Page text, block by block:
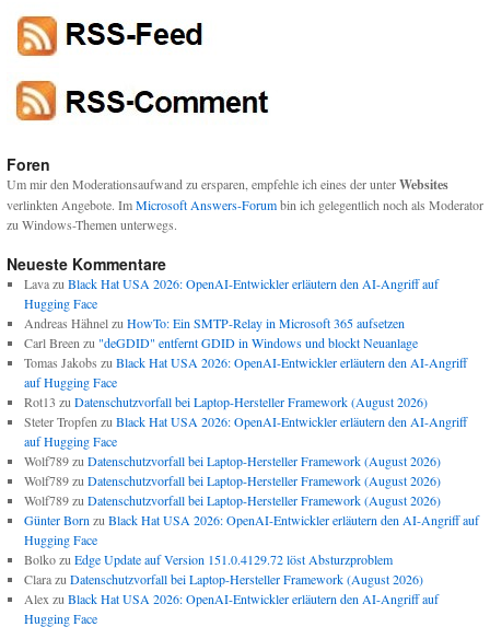
Foren
Um mir den Moderationsaufwand zu ersparen, empfehle ich eines der unterWebsites
verlinkten Angebote. ImMicrosoft Answers-Forumbin ich gelegentlich noch als Moderator
zu Windows-Themen unterwegs.
Neueste Kommentare
Lavazu Black Hat USA 2026: OpenAI-Entwickler erläutern den AI-Angriff auf
Hugging Face
Andreas Hähnelzu HowTo: Ein SMTP-Relay in Microsoft 365 aufsetzen
Carl Breen zu "deGDID" entfernt GDID in Windows und blockt Neuanlage
Tomas Jakobs zu Black Hat USA 2026: OpenAI-Entwickler erläutern den AI-Angriff
auf Hugging Face
Rot13 zu Datenschutzvorfall bei Laptop-Hersteller Framework (August 2026)
Steter Tropfen zu Black Hat USA 2026: OpenAI-Entwickler erläutern den AI-Angriff
auf Hugging Face
Wolf789zu Datenschutzvorfall bei Laptop-Hersteller Framework (August 2026)
Wolf789zu Datenschutzvorfall bei Laptop-Hersteller Framework (August 2026)
Wolf789zu Datenschutzvorfall bei Laptop-Hersteller Framework (August 2026)
Günter Born zu Black Hat USA 2026: OpenAI-Entwickler erläutern den AI-Angriff auf
Hugging Face
Bolkozu Edge Update auf Version 151.0.4129.72 löst Absturzproblem
Clarazu Datenschutzvorfall bei Laptop-Hersteller Framework (August 2026)
Alex zu Black Hat USA 2026: OpenAI-Entwickler erläutern den AI-Angriff auf
Hugging Face